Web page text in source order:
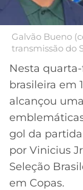
APPS
DE
ONLINE
2026
VASCO
LEAGUE
COPA
SUL-
LIGA
DOS
LALIGA
Galvão Bueno
transmissão do
Nesta
brasileira em
alcançou
gol da
por Vinicius
Seleção
em Copas.